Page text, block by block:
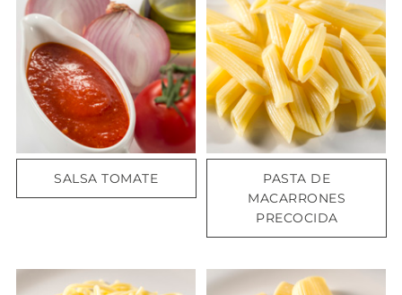
SALSA TOMATE
PASTA DE
MACARRONES
PRECOCIDA